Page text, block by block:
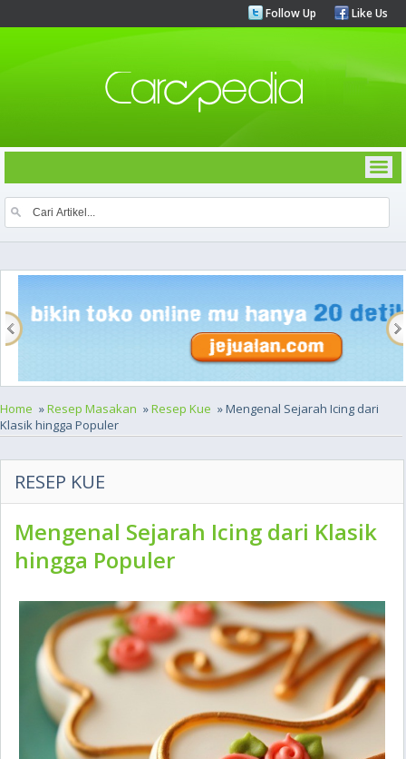
Follow Up Like Us
Home »Resep Masakan »Resep Kue » Mengenal Sejarah Icing dari
Klasik hingga Populer
RESEP KUE
Mengenal Sejarah Icing dari Klasik
hingga Populer